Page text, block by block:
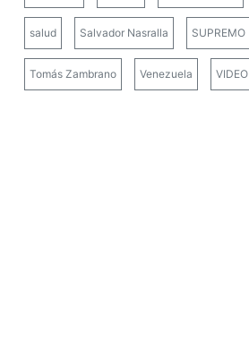
salud Salvador Nasralla SUPREMO
Tomás Zambrano Venezuela VIDEO